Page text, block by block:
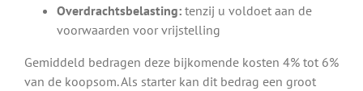
Overdrachtsbelasting: tenzij u voldoet aan de
voorwaarden voor vrijstelling
Gemiddeld bedragen deze bijkomende kosten 4% tot 6%
van de koopsom. Als starter kan dit bedrag een groot